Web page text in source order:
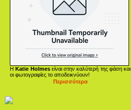
ΗKatie Holmesείναι στην καλύτερή της φάση και
οι φωτογραφίες το αποδεικνύουν!
Περισσότερα